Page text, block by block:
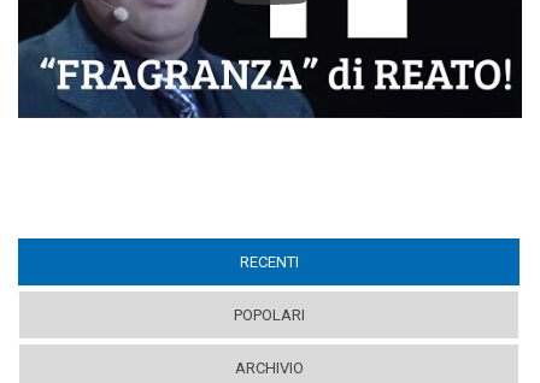
RECENTI
POPOLARI
ARCHIVIO